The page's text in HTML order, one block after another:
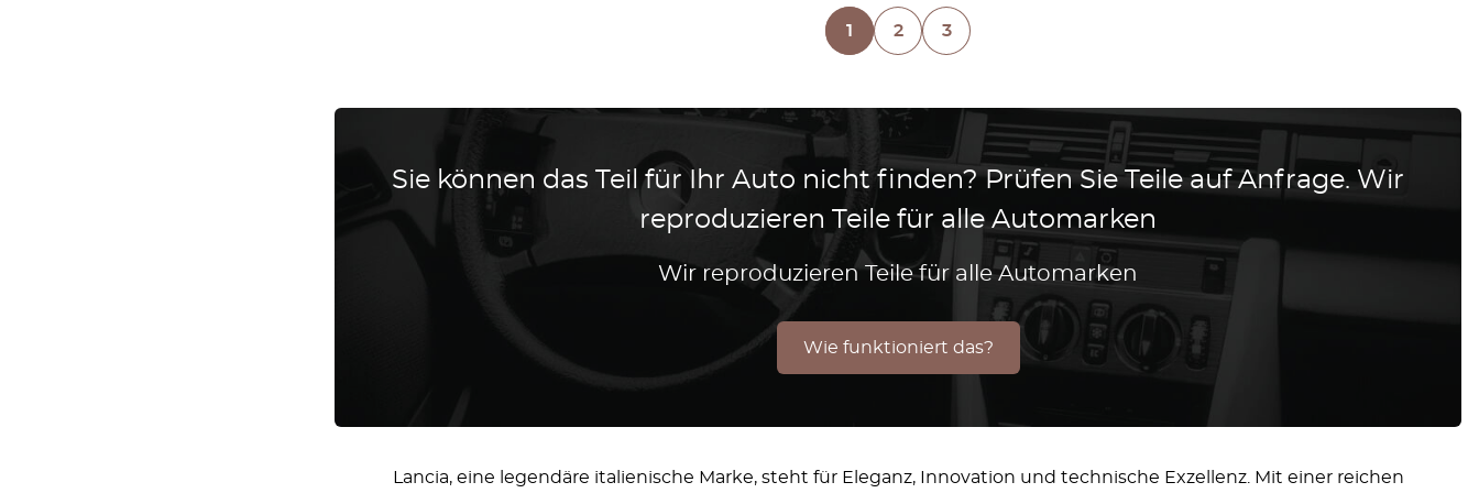
1 2 3
Sie können das Teil für Ihr Auto nicht finden? Prüfen Sie Teile auf Anfrage. Wir
reproduzieren Teile für alle Automarken
Wir reproduzieren Teile für alle Automarken
Wie funktioniert das?
Lancia, eine legendäre italienische Marke, steht für Eleganz, Innovation und technische Exzellenz. Mit einer reichen